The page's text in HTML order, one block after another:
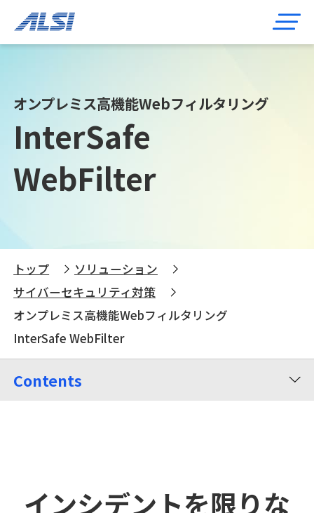
オンプレミス高機能Webフィルタリング
InterSafe
WebFilter
トップ
ソリューション
サイバーセキュリティ対策
オンプレミス高機能Webフィルタリング
InterSafe WebFilter
Contents
インシデントを限りな